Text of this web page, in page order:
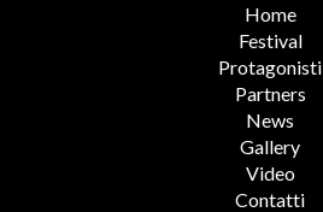
Home
Festival
Protagonisti
Partners
News
Gallery
Video
Contatti